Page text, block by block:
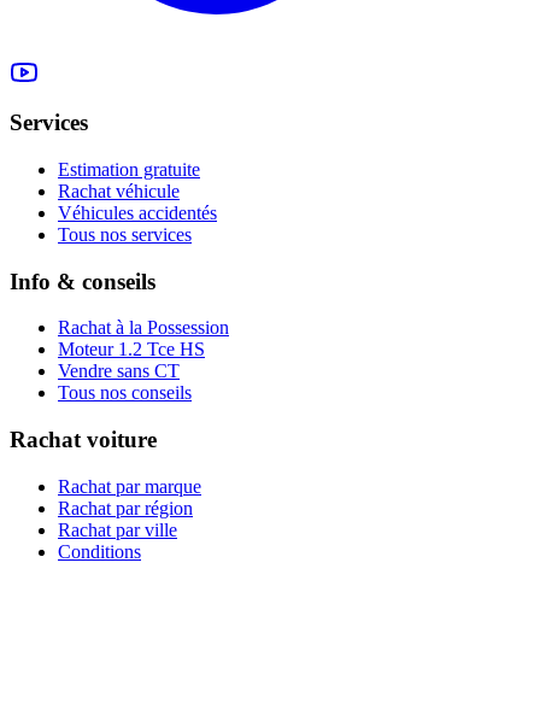
Services
Estimation gratuite
Rachat véhicule
Véhicules accidentés
Tous nos services
Info & conseils
Rachat à la Possession
Moteur 1.2 Tce HS
Vendre sans CT
Tous nos conseils
Rachat voiture
Rachat par marque
Rachat par région
Rachat par ville
Conditions